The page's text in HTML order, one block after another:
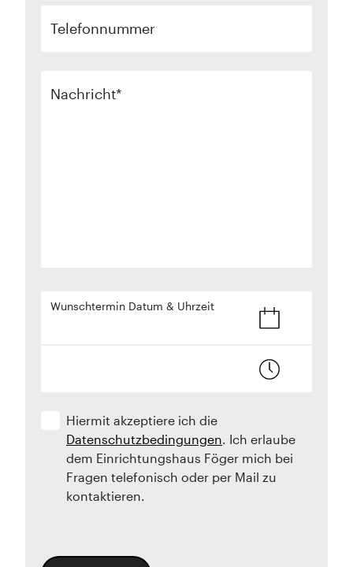
Telefonnummer
Nachricht
Wunschtermin Datum & Uhrzeit
Hiermit akzeptiere ich die
Datenschutzbedingungen. Ich erlaube
dem Einrichtungshaus Föger mich bei
Fragen telefonisch oder per Mail zu
kontaktieren.